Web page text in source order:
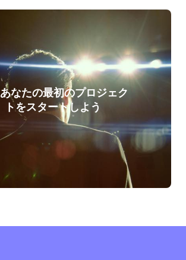
あなたの最初のプロジェク
トをスタートしよう